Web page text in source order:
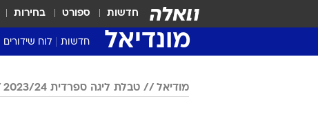
חדשות ספורט בחירות
מונדיאל חדשות לוח שידורים
מודיאל טבלת ליגה ספרדית 2023/24